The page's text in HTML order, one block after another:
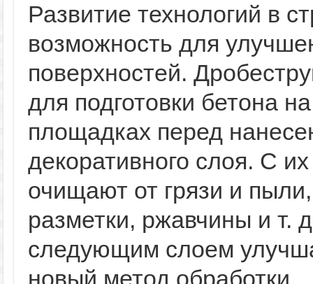
Развитие технологий в
возможность для
поверхностей.
для подготовки бетона
площадках перед
декоративного слоя. С
очищают от грязи и
разметки, ржавчины и т.
следующим слоем
новый метод обработки.